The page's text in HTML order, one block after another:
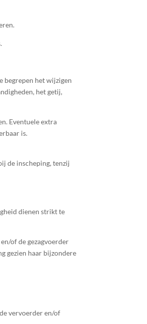
begrepen het wijzigen
het getij,
Eventuele extra
is.
de inscheping, tenzij
dienen strikt te
of de gezagvoerder
gezien haar bijzondere
vervoerder en/of